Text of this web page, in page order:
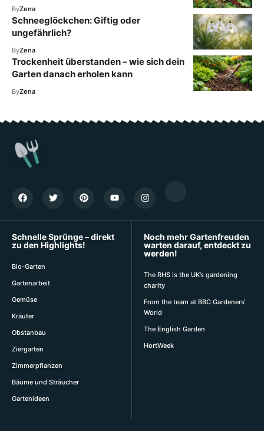
ByZena
Schneeglöckchen: Giftig oder
ungefährlich?
ByZena
Trockenheit überstanden – wie sich dein
Garten danach erholen kann
ByZena
Schnelle Sprünge – direkt
zu den Highlights!
Bio-Garten
Gartenarbeit
Gemüse
Kräuter
Obstanbau
Ziergarten
Zimmerpflanzen
Bäume und Sträucher
Gartenideen
Noch mehr Gartenfreuden
warten darauf, entdeckt zu
werden!
The RHS is the UK’s gardening
charity
From the team at BBC Gardeners‘
World
The English Garden
HortWeek